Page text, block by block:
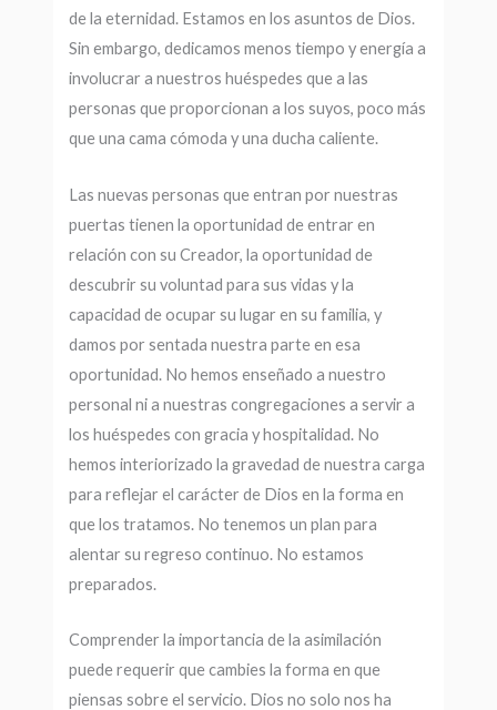
de la eternidad. Estamos en los asuntos de Dios.
Sin embargo, dedicamos menos tiempo y energía a
involucrar a nuestros huéspedes que a las
personas que proporcionan a los suyos, poco más
que una cama cómoda y una ducha caliente.
Las nuevas personas que entran por nuestras
puertas tienen la oportunidad de entrar en
relación con su Creador, la oportunidad de
descubrir su voluntad para sus vidas y la
capacidad de ocupar su lugar en su familia, y
damos por sentada nuestra parte en esa
oportunidad. No hemos enseñado a nuestro
personal ni a nuestras congregaciones a servir a
los huéspedes con gracia y hospitalidad. No
hemos interiorizado la gravedad de nuestra carga
para reflejar el carácter de Dios en la forma en
que los tratamos. No tenemos un plan para
alentar su regreso continuo. No estamos
preparados.
Comprender la importancia de la asimilación
puede requerir que cambies la forma en que
piensas sobre el servicio. Dios no solo nos ha